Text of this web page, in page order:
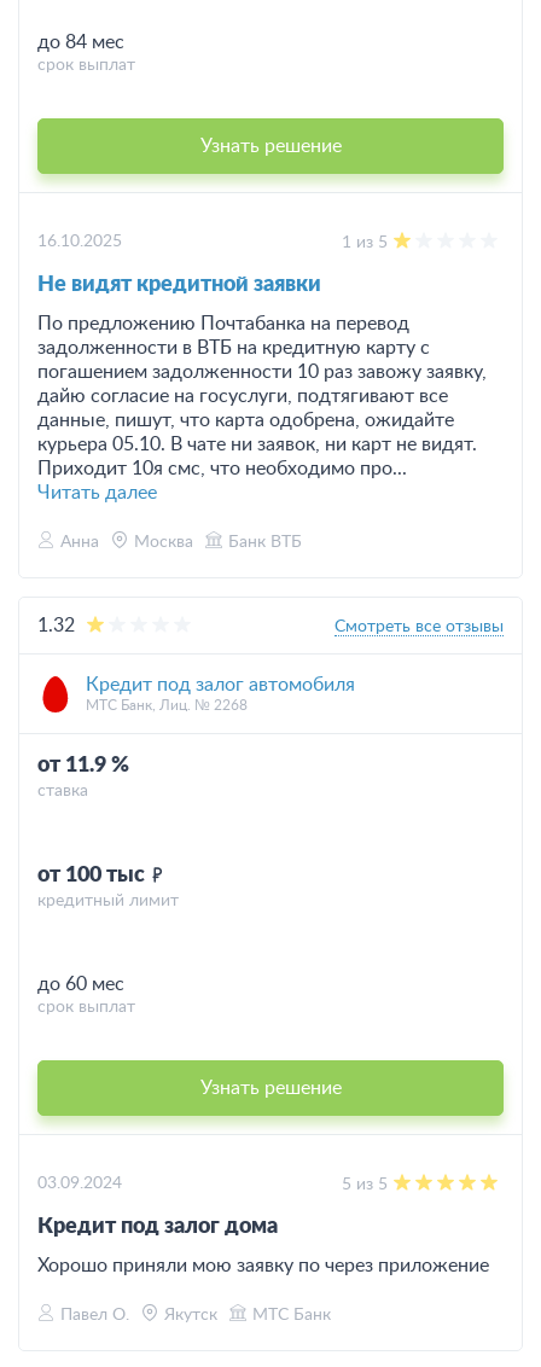
до 84 мес
срок выплат
Узнать решение
16.10.2025 1 из 5
Не видят кредитной заявки
По предложению Почтабанка на перевод
задолженности в ВТБ на кредитную карту с
погашением задолженности 10 раз завожу заявку,
дайю согласие на госуслуги, подтягивают все
данные, пишут, что карта одобрена, ожидайте
курьера 05.10. В чате ни заявок, ни карт не видят.
Приходит 10я смс, что необходимо про...
Читать далее
Анна Москва Банк ВТБ
1.32 Смотреть все отзывы
Кредит под залог автомобиля
МТС Банк, Лиц. № 2268
от 11.9 %
ставка
от 100 тыс
кредитный лимит
до 60 мес
срок выплат
Узнать решение
03.09.2024 5 из 5
Кредит под залог дома
Хорошо приняли мою заявку по через приложение
Павел О. Якутск МТС Банк